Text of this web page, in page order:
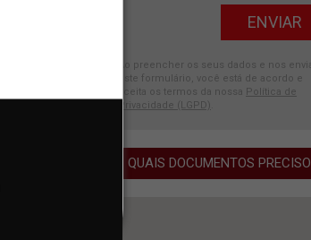
Ao preencher os seus dados e nos
este formulário, você está de acordo e
aceita os termos da nossa
Política de
Privacidade (LGPD)
QUAIS DOCUMENTOS